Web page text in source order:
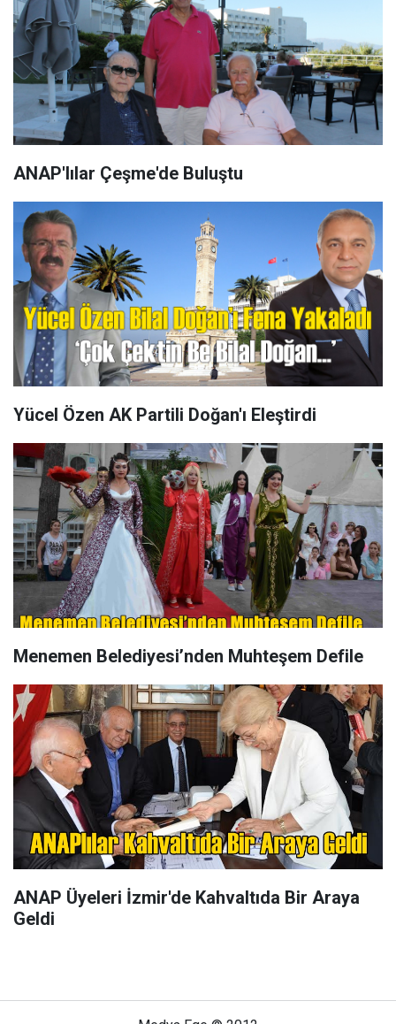
ANAP'lılar Çeşme'de Buluştu
Yücel Özen AK Partili Doğan'ı Eleştirdi
Menemen Belediyesi’nden Muhteşem Defile
ANAP Üyeleri İzmir'de Kahvaltıda Bir Araya
Geldi